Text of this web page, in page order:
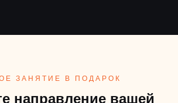
ЗАНЯТИЕ В ПОДАРОК
направление вашей